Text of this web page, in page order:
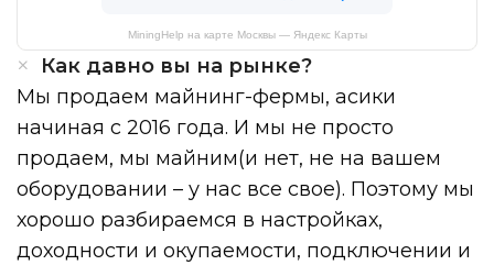
MiningHelp на карте Москвы — Яндекс Карты
Как давно вы на рынке?
Мы продаем майнинг-фермы, асики
начиная с 2016 года. И мы не просто
продаем, мы майним(и нет, не на вашем
оборудовании – у нас все свое). Поэтому мы
хорошо разбираемся в настройках,
доходности и окупаемости, подключении и